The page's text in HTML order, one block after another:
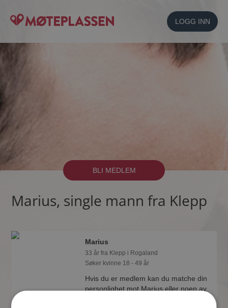
LOGG INN
BLI MEDLEM
Marius, single mann fra Klepp
Marius
33 år fra Klepp i Rogaland
Søker kvinne 18 - 49 år
Hvis du er medlem kan du matche din
personlighet mot Marius eller noen av